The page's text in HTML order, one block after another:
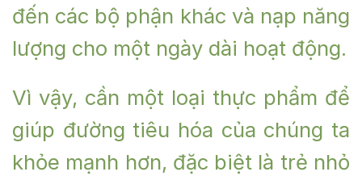
đến các bộ phận khác và nạp năng
lượng cho một ngày dài hoạt động.
Vì vậy, cần một loại thực phẩm để
giúp đường tiêu hóa của chúng ta
khỏe mạnh hơn, đặc biệt là trẻ nhỏ